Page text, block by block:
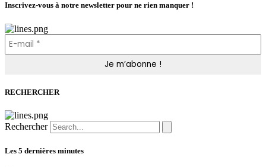
Inscrivez-vous à notre newsletter pour ne rien manquer !
RECHERCHER
Rechercher
Les 5 dernières minutes